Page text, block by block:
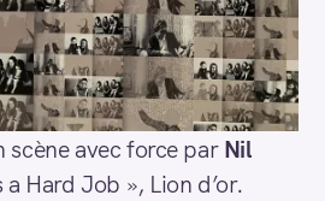
scène avec force par Nil
Hard Job », Lion d’or.